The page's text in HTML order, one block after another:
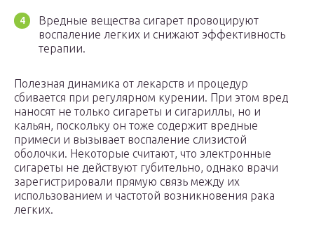
Вредные вещества сигарет провоцируют
воспаление легких и снижают эффективность
терапии.
Полезная динамика от лекарств и процедур
сбивается при регулярном курении. При этом вред
наносят не только сигареты и сигариллы, но и
кальян, поскольку он тоже содержит вредные
примеси и вызывает воспаление слизистой
оболочки. Некоторые считают, что электронные
сигареты не действуют губительно, однако врачи
зарегистрировали прямую связь между их
использованием и частотой возникновения рака
легких.